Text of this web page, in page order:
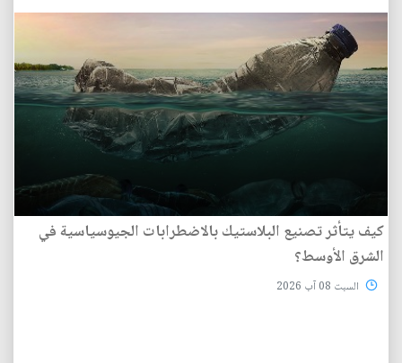
كيف يتأثر تصنيع البلاستيك بالاضطرابات الجيوسياسية في
الشرق الأوسط؟
السبت 08 آب 2026